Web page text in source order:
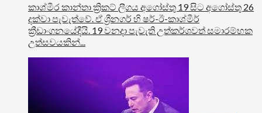
කාශ්මීර කාන්තා ක්‍රිකට් ලීගය අගෝස්තු 19 සිට අගෝස්තු 26
දක්වා පැවැත්වේ. ඒ ශ්‍රීනගර් හි ෂර්-ඊ-කාශ්මීර්
ක්‍රීඩාංගනයේදීයි. 19 වනදා පැවැති උත්කර්ශවත් සමාරම්භක
උත්සවයකින්...